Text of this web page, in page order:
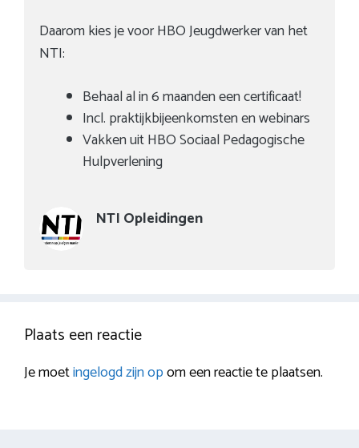
Daarom kies je voor HBO Jeugdwerker van het
NTI:
Behaal al in 6 maanden een certificaat!
Incl. praktijkbijeenkomsten en webinars
Vakken uit HBO Sociaal Pedagogische
Hulpverlening
NTI Opleidingen
Plaats een reactie
Je moetingelogd zijn opom een reactie te plaatsen.